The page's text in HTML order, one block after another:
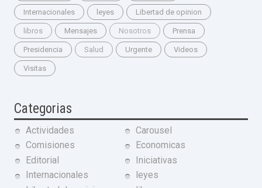
Internacionales leyes Libertad de opinion
libros Mensajes Nosotros Prensa
Presidencia Salud Urgente Videos
Visitas
Categorias
Actividades
Carousel
Comisiones
Economicas
Editorial
Iniciativas
Internacionales
leyes